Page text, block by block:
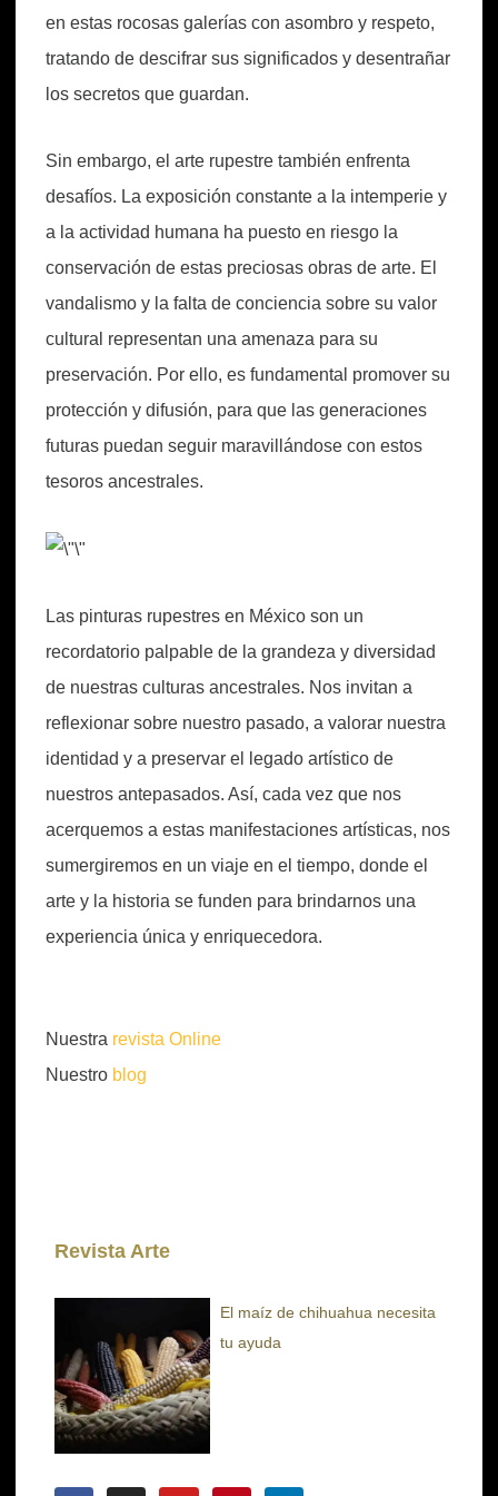
en estas rocosas galerías con asombro y respeto,
tratando de descifrar sus significados y desentrañar
los secretos que guardan.
Sin embargo, el arte rupestre también enfrenta
desafíos. La exposición constante a la intemperie y
a la actividad humana ha puesto en riesgo la
conservación de estas preciosas obras de arte. El
vandalismo y la falta de conciencia sobre su valor
cultural representan una amenaza para su
preservación. Por ello, es fundamental promover su
protección y difusión, para que las generaciones
futuras puedan seguir maravillándose con estos
tesoros ancestrales.
Las pinturas rupestres en México son un
recordatorio palpable de la grandeza y diversidad
de nuestras culturas ancestrales. Nos invitan a
reflexionar sobre nuestro pasado, a valorar nuestra
identidad y a preservar el legado artístico de
nuestros antepasados. Así, cada vez que nos
acerquemos a estas manifestaciones artísticas, nos
sumergiremos en un viaje en el tiempo, donde el
arte y la historia se funden para brindarnos una
experiencia única y enriquecedora.
Nuestra revista Online
Nuestro blog
Revista Arte
El maíz de chihuahua necesita
tu ayuda